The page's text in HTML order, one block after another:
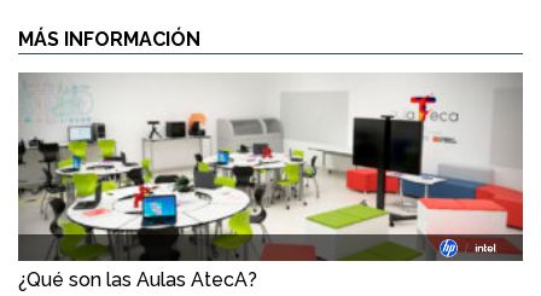
MÁS INFORMACIÓN
¿Qué son las Aulas AtecA?